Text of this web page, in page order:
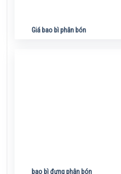
Giá bao bì phân bón
bao bì đựng phân bón